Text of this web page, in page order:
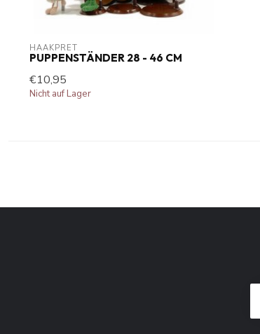
HAAKPRET
PUPPENSTÄNDER 28 - 46 CM
€10,95
Nicht auf Lager